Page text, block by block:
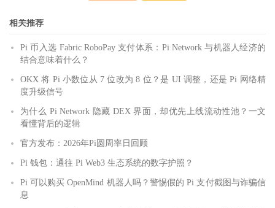
相关推荐
Pi 币入选 Fabric RoboPay 支付体系：Pi Network 与机器人经济的
结合意味着什么？
OKX 将 Pi 小数位从 7 位改为 8 位？是 UI 调整，还是 Pi 网络精
度升级信号
为什么 Pi Network 隐藏 DEX 界面，却优先上线流动性池？一文
看懂背后的逻辑
官方发布：2026年Pi圆周率日回顾
Pi 钱包：通往 Pi Web3 生态系统的数字护照？
Pi 可以购买 OpenMind 机器人吗？警惕假的 Pi 支付截图与诈骗信
息